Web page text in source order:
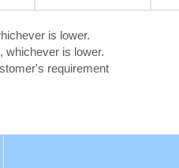
is lower.
whichever is lower.
requirement